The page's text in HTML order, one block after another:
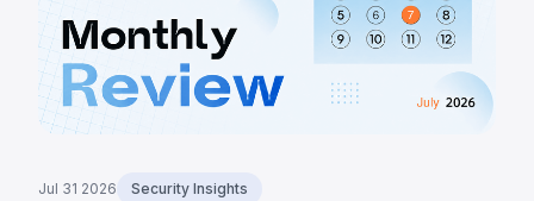
Jul 31 2026 Security Insights